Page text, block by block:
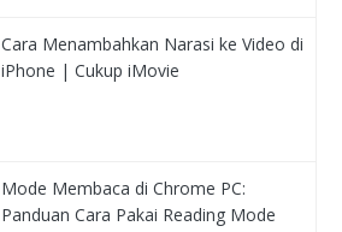
Cara Menambahkan Narasi ke Video di
iPhone | Cukup iMovie
Mode Membaca di Chrome PC:
Panduan Cara Pakai Reading Mode